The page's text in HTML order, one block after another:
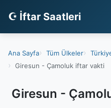
☪ İftar Saatleri
Ana Sayfa Tüm Ülkeler
Giresun - Çamoluk iftar vakti
Giresun -